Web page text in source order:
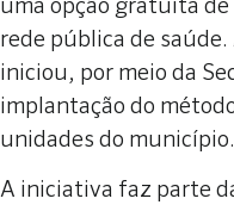
uma opção gratuita
rede pública de
iniciou, por meio da
implantação do
unidades do município.
A iniciativa faz parte